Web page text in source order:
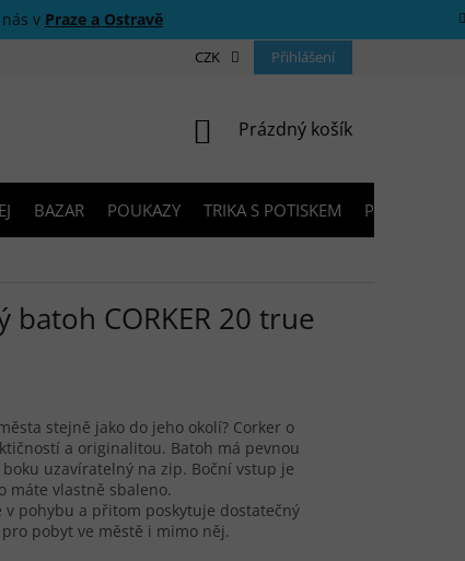
v Praze a Ostravě
PRODEJNY KONTAKTY
CZK Přihlášení
NÁKUPNÍ KOŠÍK
Prázdný košík
BAZAR POUKAZY TRIKA S POTISKEM PŮJČOVNA
batoh CORKER 20 true
stejně jako do jeho okolí? Corker o
a originalitou. Batoh má pevnou
uzavíratelný na zip. Boční vstup je
máte vlastně sbaleno.
v pohybu a přitom poskytuje dostatečný
pobyt ve městě i mimo něj.